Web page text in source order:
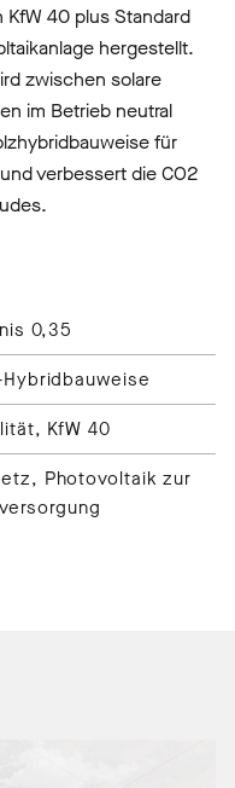
KfW 40 plus Standard
hergestellt.
zwischen solare
im Betrieb neutral
für
und verbessert die CO2
0,35
KfW 40
Photovoltaik zur